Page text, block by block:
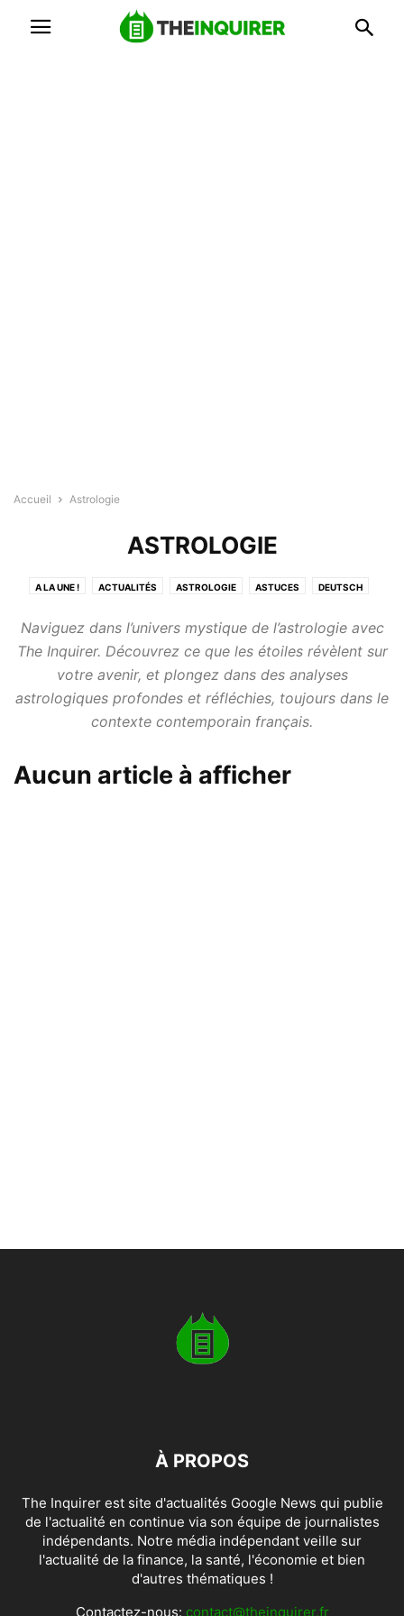
Accueil Astrologie
ASTROLOGIE
A LA UNE ! ACTUALITÉS ASTROLOGIE ASTUCES DEUTSCH
MAISON MODE DE VIE SANTÉ TECHNOLOGIE TESTS
Naviguez dans l’univers mystique de l’astrologie avec
The Inquirer. Découvrez ce que les étoiles révèlent sur
votre avenir, et plongez dans des analyses
astrologiques profondes et réfléchies, toujours dans le
contexte contemporain français.
Aucun article à afficher
À PROPOS
The Inquirer est site d'actualités Google News qui publie
de l'actualité en continue via son équipe de journalistes
indépendants. Notre média indépendant veille sur
l'actualité de la finance, la santé, l'économie et bien
d'autres thématiques !
Contactez-nous: contact@theinquirer.fr